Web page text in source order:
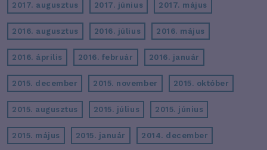
2017. augusztus 2017. június 2017. május
2016. augusztus 2016. július 2016. május
2016. április 2016. február 2016. január
2015. december 2015. november 2015. október
2015. augusztus 2015. július 2015. június
2015. május 2015. január 2014. december